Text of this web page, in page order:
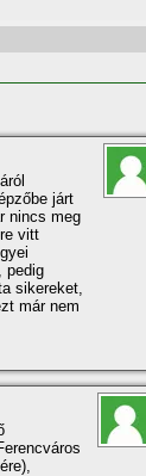
járt
nincs meg
vitt
pedig
sikereket,
már nem